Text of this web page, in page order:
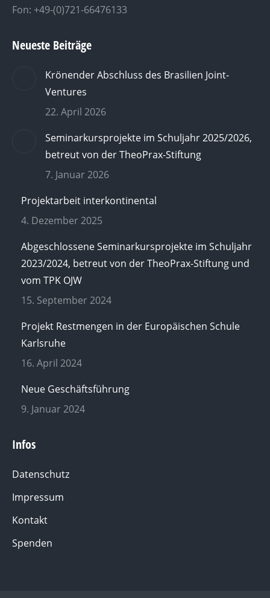
Fon: +49-(0)721-66476133
Neueste Beiträge
Krönender Abschluss des Brasilien Joint-
Ventures
22. April 2026
Seminarkursprojekte im Schuljahr 2025/2026,
betreut von der TheoPrax-Stiftung
7. Januar 2026
Projektarbeit interkontinental
4. Dezember 2025
Abgeschlossene Seminarkursprojekte im Schuljahr
2023/2024, betreut von der TheoPrax-Stiftung und
vom TPK OJW
15. September 2024
Projekt Restmengen in der Europäischen Schule
Karlsruhe
16. April 2024
Neue Geschäftsführung
9. Januar 2024
Infos
Datenschutz
Impressum
Kontakt
Spenden